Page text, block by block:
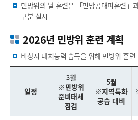
민방위의 날 훈련은 「민방공대피훈련」
구분 실시
2026년 민방위 훈련 계획
비상시 대처능력 습득을 위해 민방위 훈련
일정
3월
※민방위
준비태세
점검
5월
※지역특화
공습 대비